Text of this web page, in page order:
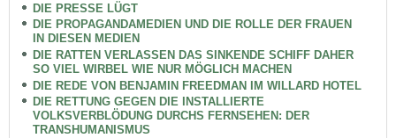
DIE PRESSE LÜGT
DIE PROPAGANDAMEDIEN UND DIE ROLLE DER FRAUEN
IN DIESEN MEDIEN
DIE RATTEN VERLASSEN DAS SINKENDE SCHIFF DAHER
SO VIEL WIRBEL WIE NUR MÖGLICH MACHEN
DIE REDE VON BENJAMIN FREEDMAN IM WILLARD HOTEL
DIE RETTUNG GEGEN DIE INSTALLIERTE
VOLKSVERBLÖDUNG DURCHS FERNSEHEN: DER
TRANSHUMANISMUS